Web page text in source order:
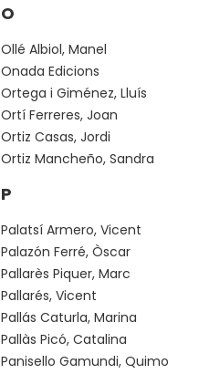
O
Ollé Albiol, Manel
Onada Edicions
Ortega i Giménez, Lluís
Ortí Ferreres, Joan
Ortiz Casas, Jordi
Ortiz Mancheño, Sandra
P
Palatsí Armero, Vicent
Palazón Ferré, Òscar
Pallarès Piquer, Marc
Pallarés, Vicent
Pallás Caturla, Marina
Pallàs Picó, Catalina
Panisello Gamundi, Quimo